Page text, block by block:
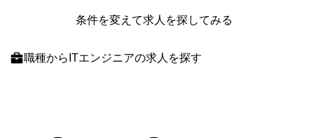
ライン構築・運用) ●インフラ / DevOps ・Docker / Terraform(IaCによる環
境 ・VS Code / Claude Code / GitHub Copilot
な顧客・運行・保守データについて、デジタル技術により利活用を進
スを通じて当社グループの業務変革をめざす必要があります。 また、既
条件を変えて求人を探してみる
職種からITエンジニアの求人を探す